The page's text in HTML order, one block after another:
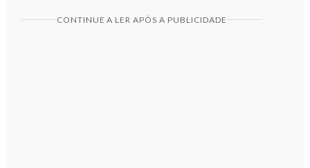
CONTINUE A LER APÓS A PUBLICIDADE